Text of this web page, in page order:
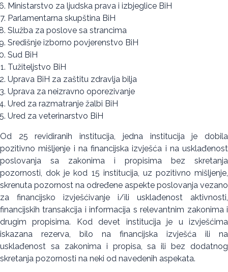
Ministarstvo za ljudska prava i izbjeglice BiH
Parlamentarna skupština BiH
Služba za poslove sa strancima
Središnje izborno povjerenstvo BiH
Sud BiH
Tužiteljstvo BiH
Uprava BiH za zaštitu zdravlja bilja
Uprava za neizravno oporezivanje
Ured za razmatranje žalbi BiH
Ured za veterinarstvo BiH
Od 25 revidiranih institucija, jedna institucija je dobila
pozitivno mišljenje i na financijska izvješća i na usklađenost
poslovanja sa zakonima i propisima bez skretanja
pozornosti, dok je kod 15 institucija, uz pozitivno mišljenje,
skrenuta pozornost na određene aspekte poslovanja vezano
za financijsko izvješćivanje i/ili usklađenost aktivnosti,
financijskih transakcija i informacija s relevantnim zakonima i
drugim propisima. Kod devet institucija je u izvješćima
iskazana rezerva, bilo na financijska izvješća ili na
usklađenost sa zakonima i propisa, sa ili bez dodatnog
skretanja pozornosti na neki od navedenih aspekata.